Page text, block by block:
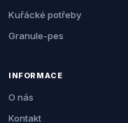
Kuřácké potřeby
Granule-pes
INFORMACE
O nás
Kontakt